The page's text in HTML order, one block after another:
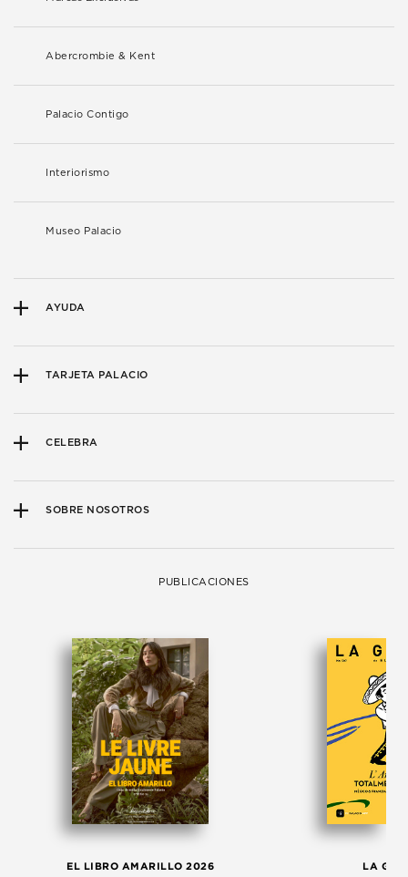
Abercrombie & Kent
Palacio Contigo
Interiorismo
Museo Palacio
AYUDA
TARJETA PALACIO
CELEBRA
SOBRE NOSOTROS
PUBLICACIONES
EL LIBRO AMARILLO 2026 LA